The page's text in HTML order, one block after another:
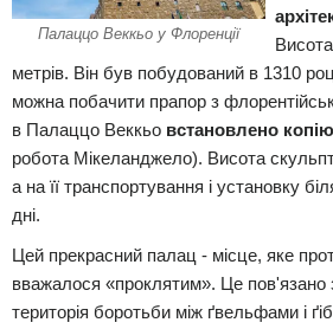
Палаццо Веккьо у Флоренції
метрів. Він був побудований в 1310
можна побачити прапор з
в Палаццо Веккьо встановлено
робота Мікеланджело). Висота
а на її транспортування і установку
дні.
Цей прекрасний палац - місце, яке
вважалося «проклятим». Це
територія боротьби між ґвельфами і